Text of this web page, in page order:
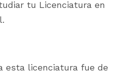
tu Licenciatura en
esta licenciatura fue de